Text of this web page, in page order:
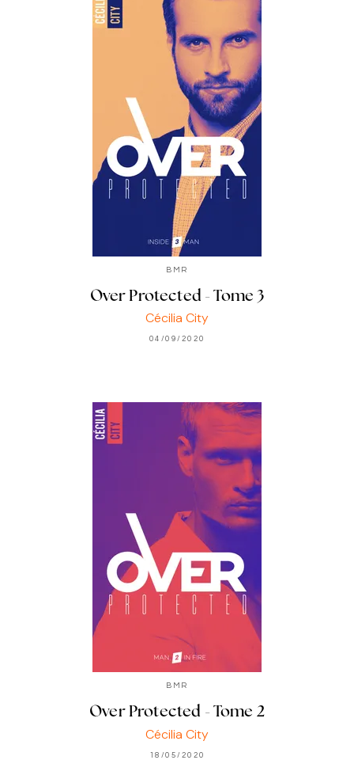
BMR
Over Protected - Tome 3
Cécilia City
04/09/2020
BMR
Over Protected - Tome 2
Cécilia City
18/05/2020